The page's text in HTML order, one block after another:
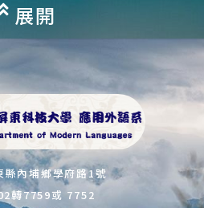
展開
縣內埔鄉學府路1號
轉7759或 7752